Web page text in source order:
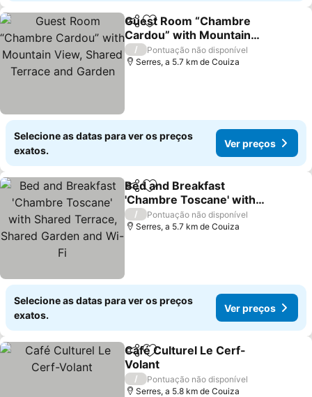
PartilharAdicionar aos favoritos
Guest Room “Chambre
Cardou” with Mountain
View, Shared Terrace and
Garden
/
Pontuação não disponível
Serres, a 5.7 km de Couiza
Selecione as datas para ver os preços
exatos.
Ver preços
PartilharAdicionar aos favoritos
Bed and Breakfast
'Chambre Toscane' with
Shared Terrace, Shared
Garden and Wi-Fi
/
Pontuação não disponível
Serres, a 5.7 km de Couiza
Selecione as datas para ver os preços
exatos.
Ver preços
PartilharAdicionar aos favoritos
Café Culturel Le Cerf-
Volant
/
Pontuação não disponível
Serres, a 5.8 km de Couiza